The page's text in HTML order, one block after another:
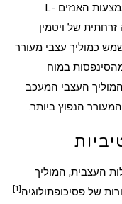
האנזים L-
זרחתית של ויטמין
כמוליך עצבי מעורר
במערכת העצבים המרכזית: כ-80% מהסינפסות במוח
העצבי המעכב
הנפוץ ביותר.
העצבית, המוליך
פסיכופתולוגיה [1]